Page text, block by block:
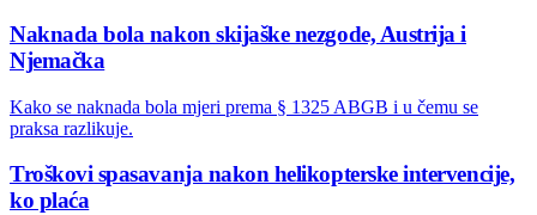
Naknada bola nakon skijaške nezgode, Austrija i
Njemačka
Kako se naknada bola mjeri prema § 1325 ABGB i u čemu se
praksa razlikuje.
Troškovi spasavanja nakon helikopterske intervencije,
ko plaća